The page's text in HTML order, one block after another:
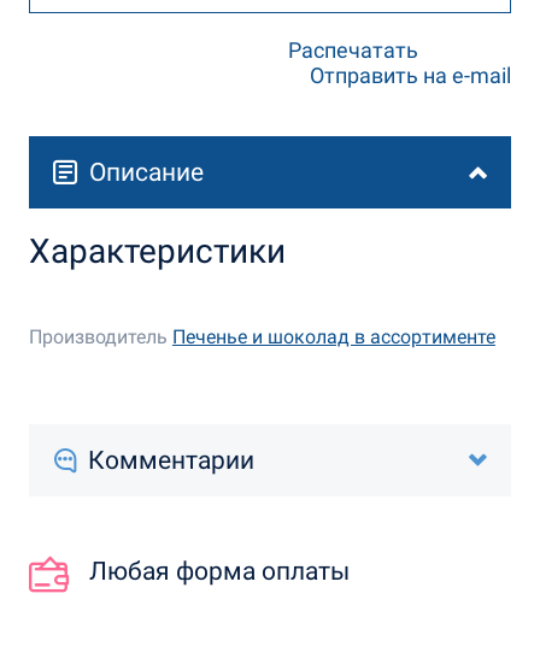
Распечатать
Отправить на e-mail
Описание
Характеристики
Производитель Печенье и шоколад в ассортименте
Комментарии
Любая форма оплаты